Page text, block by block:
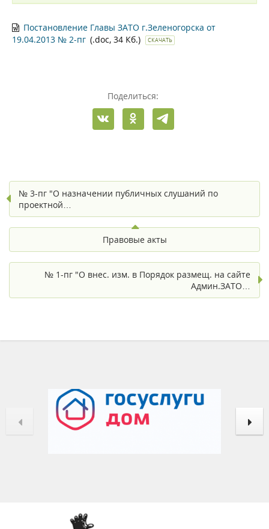
Постановление Главы ЗАТО г.Зеленогорска от
19.04.2013 № 2-пг (.doc, 34 Кб.) СКАЧАТЬ
Поделиться:
№ 3-пг "О назначении публичных слушаний по
проектной…
Правовые акты
№ 1-пг "О внес. изм. в Порядок размещ. на сайте
Админ.ЗАТО…